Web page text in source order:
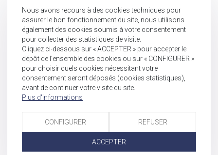
Nous avons recours à des cookies techniques pour
assurer le bon fonctionnement du site, nous utilisons
également des cookies soumis à votre consentement
pour collecter des statistiques de visite.
Cliquez ci-dessous sur « ACCEPTER » pour accepter le
dépôt de l'ensemble des cookies ou sur « CONFIGURER »
pour choisir quels cookies nécessitant votre
consentement seront déposés (cookies statistiques),
avant de continuer votre visite du site.
Plus d'informations
CONFIGURER REFUSER
ACCEPTER